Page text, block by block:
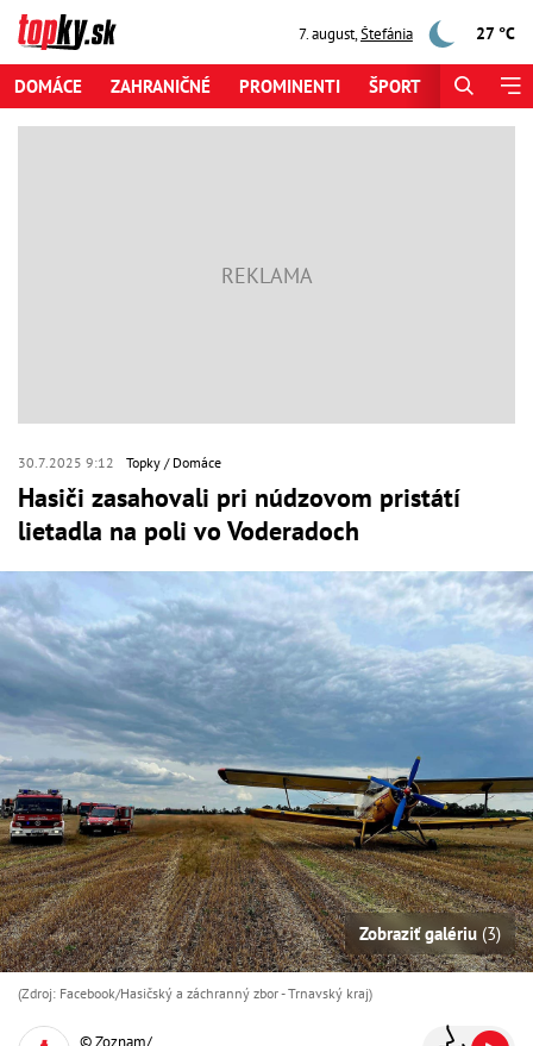
7. august,Štefánia 27 °C
DOMÁCE ZAHRANIČNÉ PROMINENTI ŠPORT
30.7.2025 9:12 Topky Domáce
Hasiči zasahovali pri núdzovom pristátí
lietadla na poli vo Voderadoch
Zobraziť galériu (3)
(Zdroj: Facebook/Hasičský a záchranný zbor - Trnavský kraj)
© Zoznam/